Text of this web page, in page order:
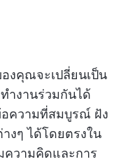
งคุณจะเปลี่ยนเป็น
ำงานร่วมกันได้
ความที่สมบูรณ์ ฝัง
งๆ ได้โดยตรงใน
ความคิดและการ